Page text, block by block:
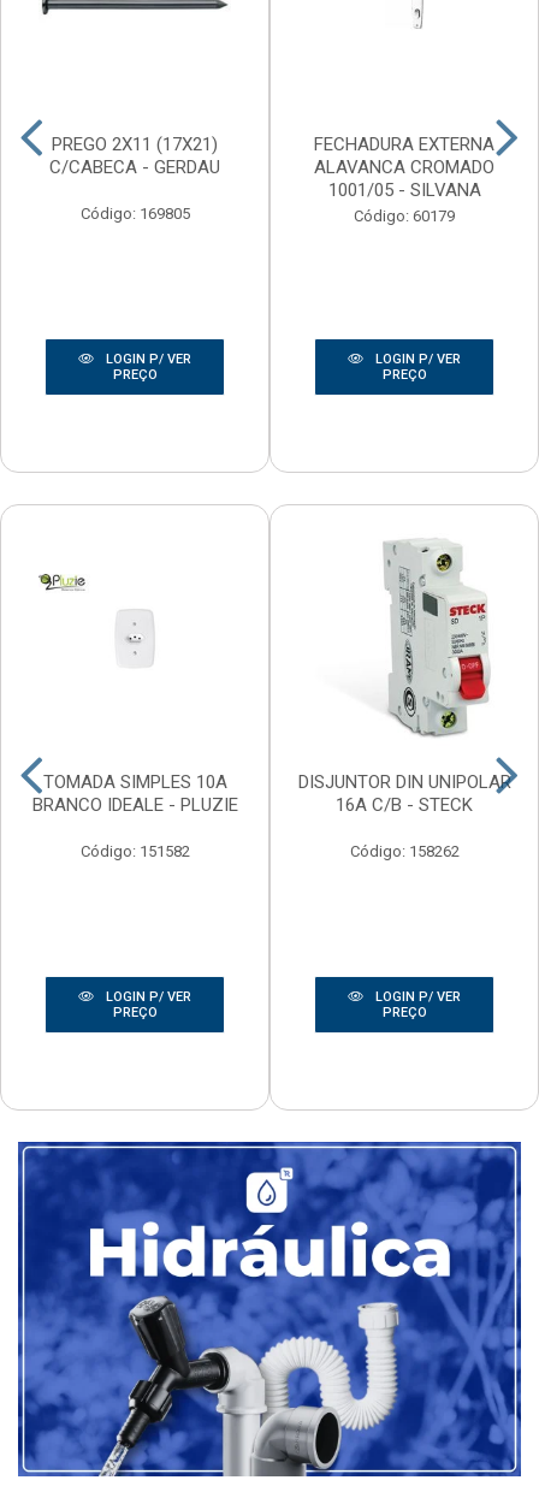
PREGO 2X11 (17X21)
C/CABECA - GERDAU
Código: 169805
LOGIN P/ VER
PREÇO
FECHADURA EXTERNA
ALAVANCA CROMADO
1001/05 - SILVANA
Código: 60179
LOGIN P/ VER
PREÇO
TOMADA SIMPLES 10A
BRANCO IDEALE - PLUZIE
Código: 151582
LOGIN P/ VER
PREÇO
DISJUNTOR DIN UNIPOLAR
16A C/B - STECK
Código: 158262
LOGIN P/ VER
PREÇO